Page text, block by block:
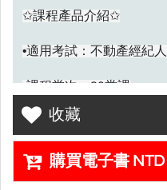
✩課程產品介紹✩
•適用考試：不動產經紀
•課程堂次：20堂課
※每堂課課程時數預計為
※實際堂數及課程時數最
整。
收藏
購買電子書